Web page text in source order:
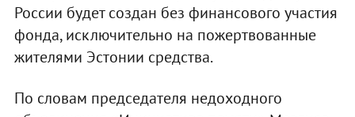
России будет создан без финансового участия
фонда, исключительно на пожертвованные
жителями Эстонии средства.
По словам председателя недоходного